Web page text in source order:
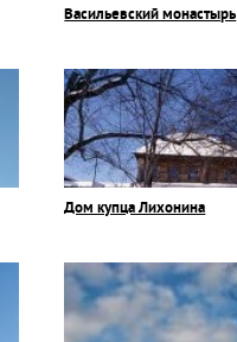
Васильевский монастырь
Дом купца Лихонина